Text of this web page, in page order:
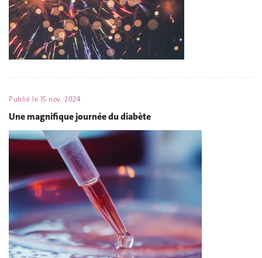
Publié le 15 nov. 2024
Une magnifique journée du diabète